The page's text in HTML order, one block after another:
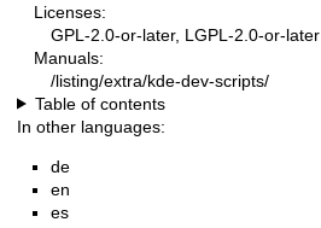
Licenses:
GPL-2.0-or-later, LGPL-2.0-or-later
Manuals:
/listing/extra/kde-dev-scripts/
Table of contents
In other languages:
de
en
es